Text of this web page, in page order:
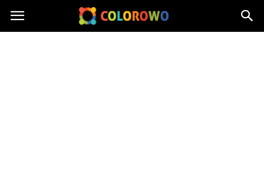
Colorowo.pl